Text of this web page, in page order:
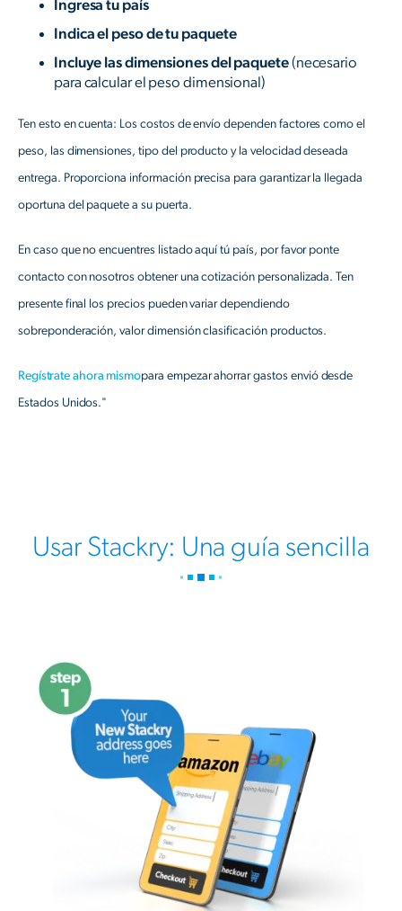
Ingresa tu país
Indica el peso de tu paquete
Incluye las dimensiones del paquete(necesario
para calcular el peso dimensional)
Ten esto en cuenta: Los costos de envío dependen factores como el
peso, las dimensiones, tipo del producto y la velocidad deseada
entrega. Proporciona información precisa para garantizar la llegada
oportuna del paquete a su puerta.
En caso que no encuentres listado aquí tú país, por favor ponte
contacto con nosotros obtener una cotización personalizada. Ten
presente final los precios pueden variar dependiendo
sobreponderación, valor dimensión clasificación productos.
Regístrate ahora mismopara empezar ahorrar gastos envió desde
Estados Unidos."
Usar Stackry: Una guía sencilla